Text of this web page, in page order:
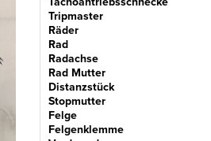
Tripmaster
Räder
Rad
Radachse
Rad Mutter
Distanzstück
Stopmutter
Felge
Felgenklemme